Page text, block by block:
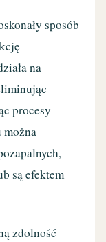
sposób
na
procesy
można
są efektem
zdolność